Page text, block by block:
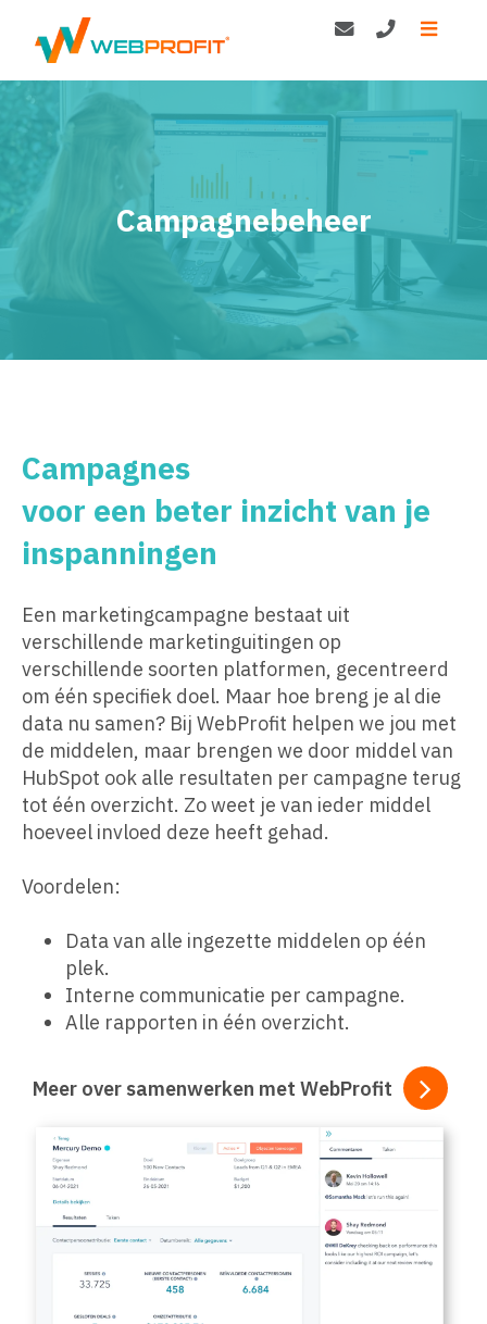
Campagnebeheer
Campagnes
voor een beter inzicht van je
inspanningen
Een marketingcampagne bestaat uit
verschillende marketinguitingen op
verschillende soorten platformen, gecentreerd
om één specifiek doel. Maar hoe breng je al die
data nu samen? Bij WebProfit helpen we jou met
de middelen, maar brengen we door middel van
HubSpot ook alle resultaten per campagne terug
tot één overzicht. Zo weet je van ieder middel
hoeveel invloed deze heeft gehad.
Voordelen:
Data van alle ingezette middelen op één
plek.
Interne communicatie per campagne.
Alle rapporten in één overzicht.
Meer over samenwerken met WebProfit